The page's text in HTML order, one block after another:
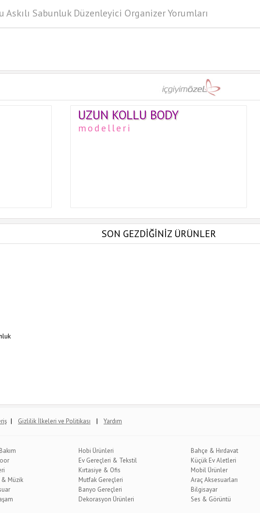
Askılı Sabunluk Düzenleyici Organizer Yorumları
UZUN KOLLU BODY
modelleri
SON GEZDİĞİNİZ ÜRÜNLER
| Gizlilik İlkeleri ve Politikası | Yardım
Müzik
Hobi Ürünleri
Ev Gereçleri & Tekstil
Kırtasiye & Ofis
Mutfak Gereçleri
Banyo Gereçleri
Dekorasyon Ürünleri
Bahçe & Hırdavat
Küçük Ev Aletleri
Mobil Ürünler
Araç Aksesuarları
Bilgisayar
Ses & Görüntü